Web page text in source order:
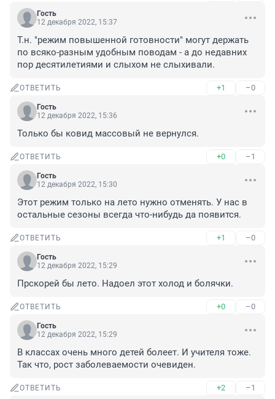
Гость
12 декабря 2022, 15:37
Т.н. "режим повышенной готовности" могут держать
по всяко-разным удобным поводам - а до недавних
пор десятилетиями и слыхом не слыхивали.
ОТВЕТИТЬ +1 –0
Гость
12 декабря 2022, 15:36
Только бы ковид массовый не вернулся.
ОТВЕТИТЬ +0 –1
Гость
12 декабря 2022, 15:30
Этот режим только на лето нужно отменять. У нас в
остальные сезоны всегда что-нибудь да появится.
ОТВЕТИТЬ +1 –0
Гость
12 декабря 2022, 15:29
Прскорей бы лето. Надоел этот холод и болячки.
ОТВЕТИТЬ +0 –0
Гость
12 декабря 2022, 15:29
В классах очень много детей болеет. И учителя тоже.
Так что, рост заболеваемости очевиден.
ОТВЕТИТЬ +2 –1